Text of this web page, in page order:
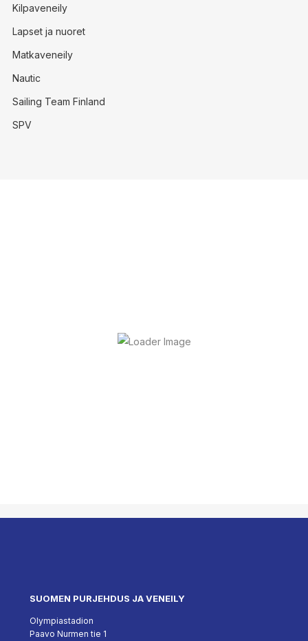
Kilpaveneily
Lapset ja nuoret
Matkaveneily
Nautic
Sailing Team Finland
SPV
SUOMEN PURJEHDUS JA VENEILY
Olympiastadion
Paavo Nurmen tie 1